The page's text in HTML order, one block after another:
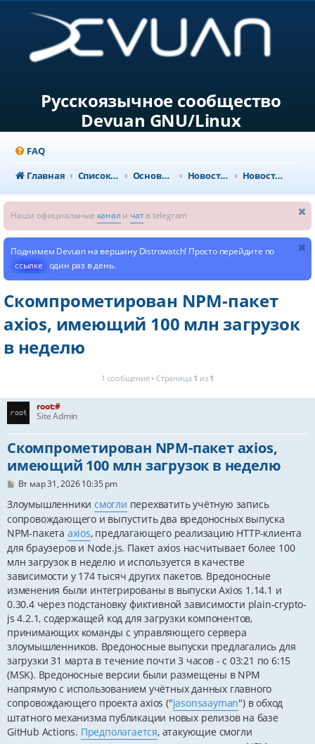
Русскоязычное сообщество
Devuan GNU/Linux
FAQ
Главная
Список форумов Основной раздел Новости и объявления Новости из мира GNU/Linux
Наши официальные канал и чатв telegram
Поднимем Devuan на вершину Distrowatch! Просто перейдите по
ссылке один раз в день.
Скомпрометирован NPM-пакет
axios, имеющий 100 млн загрузок
в неделю
1 сообщение • Страница 1 из 1
root:#
Site Admin
Скомпрометирован NPM-пакет axios,
имеющий 100 млн загрузок в неделю
С
о
щ
е
и
е
Вт мар 31, 2026 10:35 pm
Злоумышленники смогли перехватить учётную запись
сопровождающего и выпустить два вредоносных выпуска
NPM-пакета axios, предлагающего реализацию HTTP-клиента
для браузеров и Node.js. Пакет axios насчитывает более 100
млн загрузок в неделю и используется в качестве
зависимости у 174 тысяч других пакетов. Вредоносные
изменения были интегрированы в выпуски Axios 1.14.1 и
0.30.4 через подстановку фиктивной зависимости plain-crypto-
js 4.2.1, содержащей код для загрузки компонентов,
принимающих команды с управляющего сервера
злоумышленников. Вредоносные выпуски предлагались для
загрузки 31 марта в течение почти 3 часов - с 03:21 по 6:15
(MSK). Вредоносные версии были размещены в NPM
напрямую с использованием учётных данных главного
сопровождающего проекта axios ("jasonsaayman") в обход
штатного механизма публикации новых релизов на базе
GitHub Actions. Предполагается, атакующие смогли